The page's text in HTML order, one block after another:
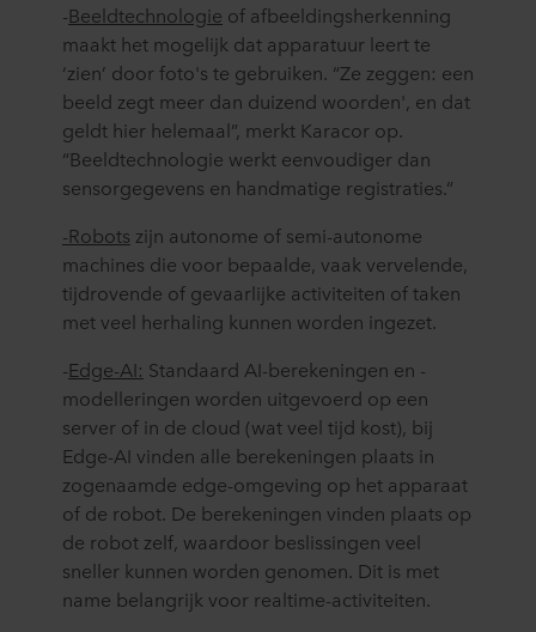
-Beeldtechnologie of afbeeldingsherkenning
maakt het mogelijk dat apparatuur leert te
‘zien’ door foto's te gebruiken. “Ze zeggen: een
beeld zegt meer dan duizend woorden', en dat
geldt hier helemaal”, merkt Karacor op.
“Beeldtechnologie werkt eenvoudiger dan
sensorgegevens en handmatige registraties.”
-Robots zijn autonome of semi-autonome
machines die voor bepaalde, vaak vervelende,
tijdrovende of gevaarlijke activiteiten of taken
met veel herhaling kunnen worden ingezet.
-Edge-AI: Standaard AI-berekeningen en -
modelleringen worden uitgevoerd op een
server of in de cloud (wat veel tijd kost), bij
Edge-AI vinden alle berekeningen plaats in
zogenaamde edge-omgeving op het apparaat
of de robot. De berekeningen vinden plaats op
de robot zelf, waardoor beslissingen veel
sneller kunnen worden genomen. Dit is met
name belangrijk voor realtime-activiteiten.